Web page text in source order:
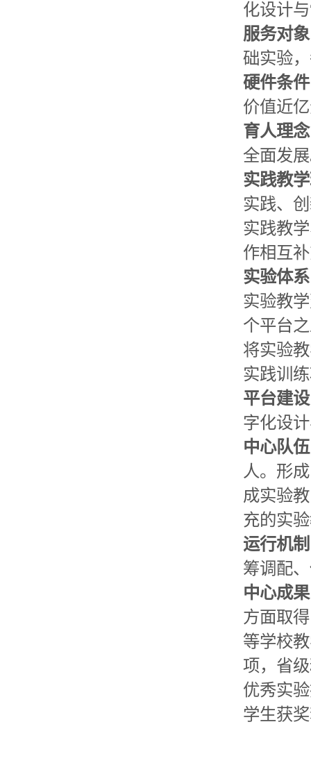
化设计
服务对象
础实验
硬件条件
价值近
育人理念
全面发
实践教
实践、
实践教
作相互
实验体系
实验教
个平台
将实验
实践训
平台建设
字化设
中心队伍
人。形
成实验
充的实
运行机制
筹调配
中心成果
方面取
等学校
项，省
优秀实
学生获